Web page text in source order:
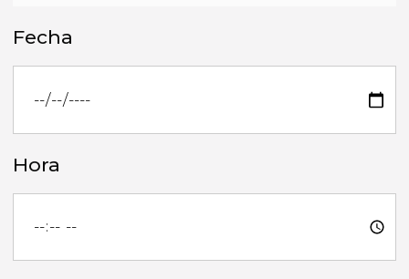
Fecha
Hora